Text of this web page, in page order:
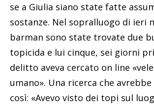
se a Giulia siano state fatte
sostanze. Nel sopralluogo di ieri
barman sono state trovate due
topicida e lui cinque, sei giorni
delitto aveva cercato on line
umano». Una ricerca che
così: «Avevo visto dei topi sul